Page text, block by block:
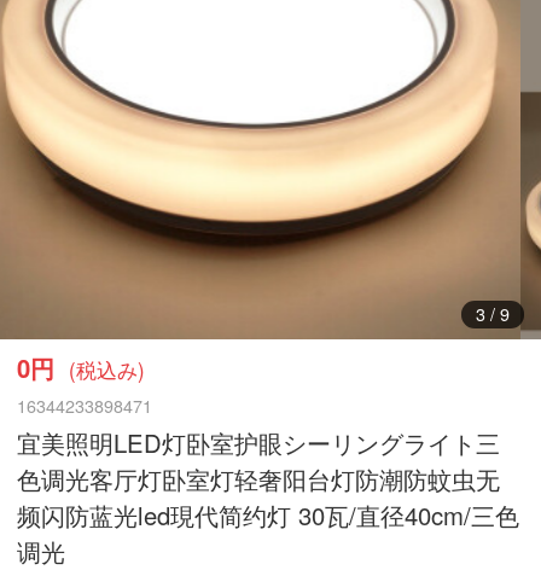
3/ 9
0円 (税込み)
16344233898471
宜美照明LED灯卧室护眼シーリングライト三
色调光客厅灯卧室灯轻奢阳台灯防潮防蚊虫无
频闪防蓝光led現代简约灯 30瓦/直径40cm/三色
调光